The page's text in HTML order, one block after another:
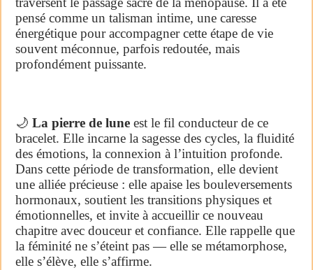
pensé comme un talisman intime, une caresse
énergétique pour accompagner cette étape de vie
souvent méconnue, parfois redoutée, mais
profondément puissante.
🌙 La pierre de lune est le fil conducteur de ce
bracelet. Elle incarne la sagesse des cycles, la fluidité
des émotions, la connexion à l’intuition profonde.
Dans cette période de transformation, elle devient
une alliée précieuse : elle apaise les bouleversements
hormonaux, soutient les transitions physiques et
émotionnelles, et invite à accueillir ce nouveau
chapitre avec douceur et confiance. Elle rappelle que
la féminité ne s’éteint pas — elle se métamorphose,
elle s’élève, elle s’affirme.